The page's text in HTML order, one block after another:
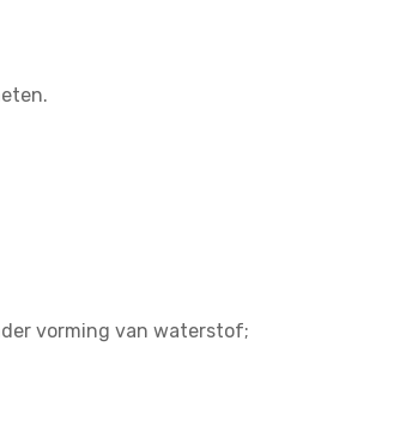
vorming van waterstof;